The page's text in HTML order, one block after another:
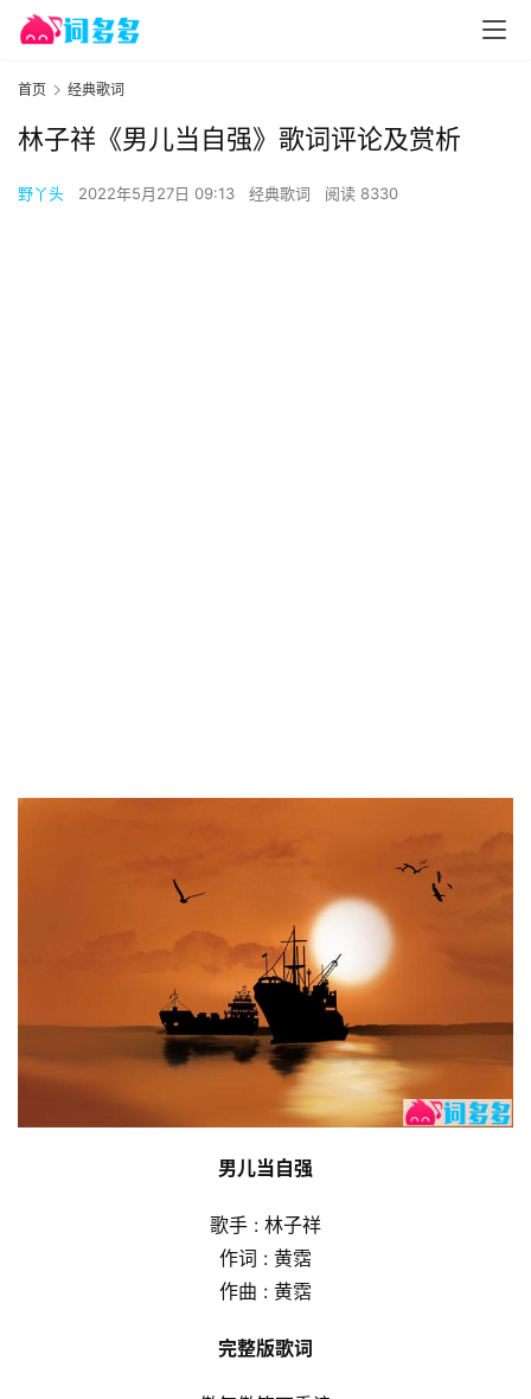
首页 经典歌词
林子祥《男儿当自强》歌词评论及赏析
野丫头 2022年5月27日 09:13 经典歌词 阅读 8330
男儿当自强
歌手 : 林子祥
作词 : 黄霑
作曲 : 黄霑
完整版歌词